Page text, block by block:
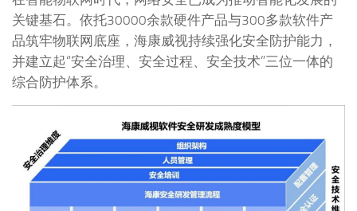
关键基石。依托30000余款硬件产品与300多款软件产
品筑牢物联网底座，海康威视持续强化安全防护能力，
并建立起“安全治理、安全过程、安全技术”三位一体的
综合防护体系。